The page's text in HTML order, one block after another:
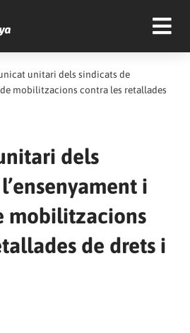
unitari dels sindicats de
mobilitzacions contra les retallades
dels
i
mobilitzacions
de drets i